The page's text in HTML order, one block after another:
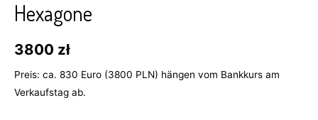
Hexagone
3800 zł
Preis: ca. 830 Euro (3800 PLN) hängen vom Bankkurs am
Verkaufstag ab.